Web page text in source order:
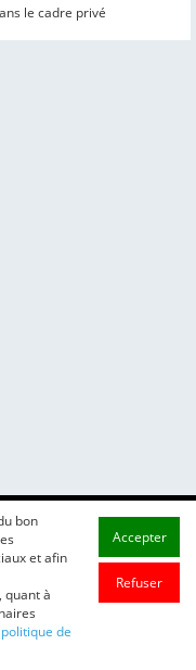
le cadre privé
bon
et afin
quant à
de
Accepter
Refuser